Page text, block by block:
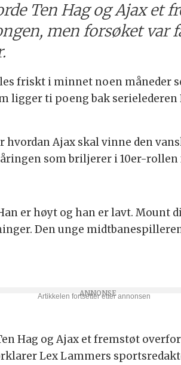
Ten Hag og Ajax et
men forsøket var
friskt i minnet noen måneder
ligger ti poeng bak serielederen
Ajax skal vinne den
som briljerer i 10er-rollen
er høyt og han er lavt. Mount
Den unge
Hag og Ajax et fremstøt
Lex Lammers